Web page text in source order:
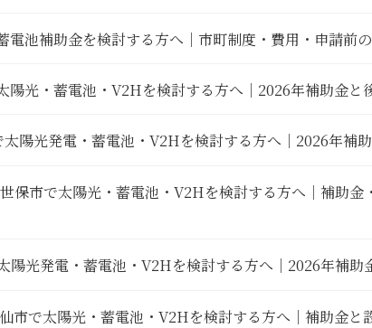
電池補助金を検討する方へ｜市町制度・費用・申請前
陽光・蓄電池・V2Hを検討する方へ｜2026年補助金と
陽光発電・蓄電池・V2Hを検討する方へ｜2026年補
保市で太陽光・蓄電池・V2Hを検討する方へ｜補助金
陽光発電・蓄電池・V2Hを検討する方へ｜2026年補助
市で太陽光・蓄電池・V2Hを検討する方へ｜補助金と